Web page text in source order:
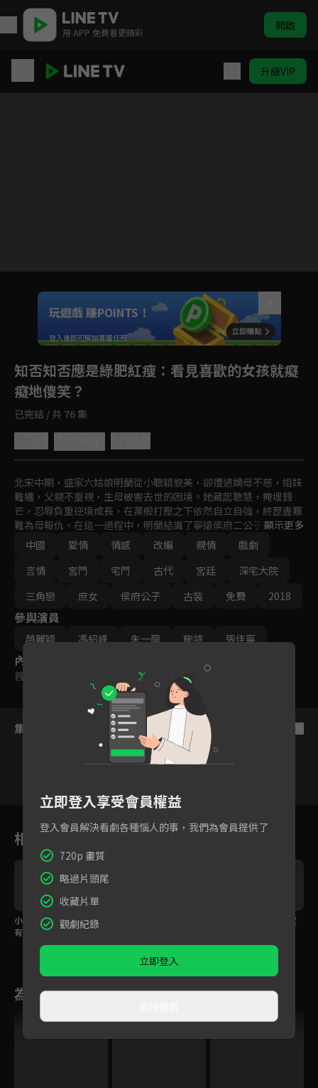
用 APP 免費看更精彩 開啟
升級VIP
Unmute
玩遊戲 賺POINTS！
登入後即可解鎖專屬任務
知否知否應是綠肥紅瘦 ：看見喜歡的女孩就癡
癡地傻笑？
已完結 / 共 76 集
北宋中期，盛家六姑娘明蘭從小聰穎貌美，卻遭遇嫡母不慈，姐妹
難纏，父親不重視，生母被害去世的困境。她藏起聰慧，掩埋鋒
芒，忍辱負重逆境成長，在萬般打壓之下依然自立自強，終歷盡艱
難為母報仇。在這一過程中，明蘭結識了寧遠侯府二公子顧廷燁。
顧廷燁幫過明蘭，也刻薄過明蘭，他見過明蘭軟弱表皮下的聰慧銳
利，也見過她剛強性格中的脆弱孤單，對她早已傾心...
顯示更多
中國
愛情 情感 改編 親情
戲劇
言情
宮鬥 宅鬥 古代 宮廷
深宅大院
三角戀
庶女 侯府公子 古裝 免費 2018
參與演員
趙麗穎 馮紹峰 朱一龍 施詩 張佳寧
內容標籤
普遍級
集數列表
相關花絮
小童星超會演，惹哭所
有阿姨姊姊QQ
趙麗穎x馮紹峰 浪漫定
為您推薦
立即登入享受會員權益
登入會員解決看劇各種惱人的事，我們為會員提供了
720p 畫質
略過片頭尾
收藏片單
觀劇紀錄
立即登入